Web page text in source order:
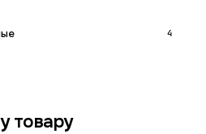
4
товару